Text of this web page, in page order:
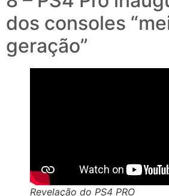
dos consoles
geração”
Revelação do PS4 PRO